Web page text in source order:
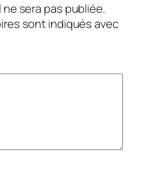
sera pas publiée.
sont indiqués avec